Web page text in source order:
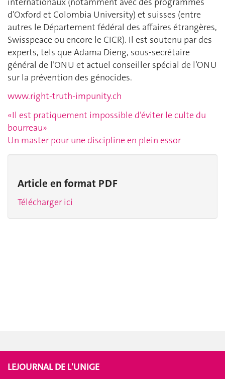
d’Oxford et Colombia University) et suisses (entre
autres le Département fédéral des affaires étrangères,
Swisspeace ou encore le CICR). Il est soutenu par des
experts, tels que Adama Dieng, sous-secrétaire
général de l’ONU et actuel conseiller spécial de l’ONU
sur la prévention des génocides.
www.right-truth-impunity.ch
«Il est pratiquement impossible d’éviter le culte du
bourreau»
Un master pour une discipline en plein essor
Article en format PDF
Télécharger ici
LEJOURNAL DE L'UNIGE